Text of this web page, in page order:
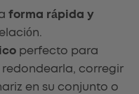
forma rápida y
perfecto para
redondearla, corregir
en su conjunto o